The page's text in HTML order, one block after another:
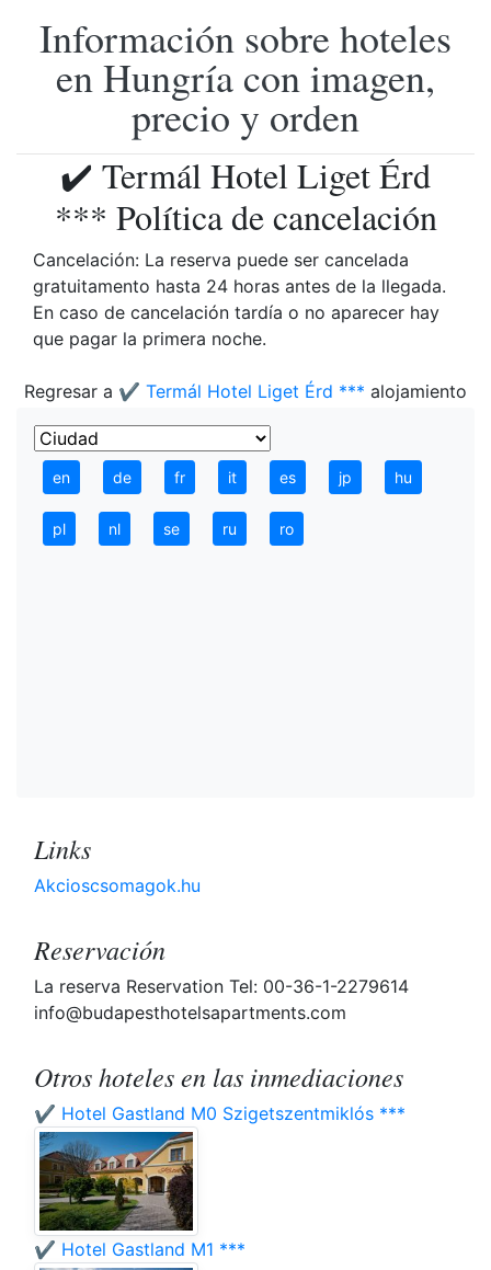
Información sobre hoteles
en Hungría con imagen,
precio y orden
✔️ Termál Hotel Liget Érd
*** Política de cancelación
Cancelación: La reserva puede ser cancelada
gratuitamento hasta 24 horas antes de la llegada.
En caso de cancelación tardía o no aparecer hay
que pagar la primera noche.
Regresar a ✔️ Termál Hotel Liget Érd *** alojamiento
en de fr it es jp hu
pl nl se ru ro
Links
Akcioscsomagok.hu
Reservación
La reserva Reservation Tel: 00-36-1-2279614
info@budapesthotelsapartments.com
Otros hoteles en las inmediaciones
✔️ Hotel Gastland M0 Szigetszentmiklós ***
✔️ Hotel Gastland M1 ***